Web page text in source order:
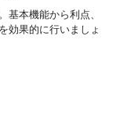
基本機能から利点、
効果的に行いましょ